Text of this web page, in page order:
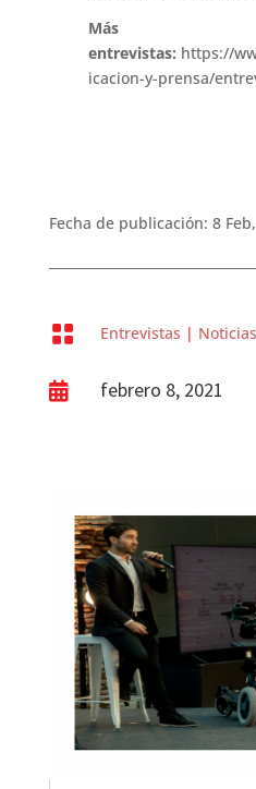
Más
entrevistas: https://
icacion-y-prensa/
Fecha de publicación: 8
 Entrevistas | Noticias
 febrero 8, 2021